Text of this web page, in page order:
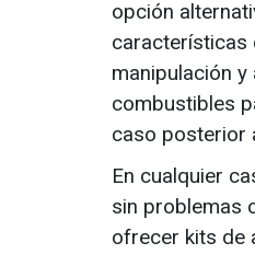
opción
características
manipulación
combustibles
caso posterior
En cualquier
sin problemas
ofrecer kits de